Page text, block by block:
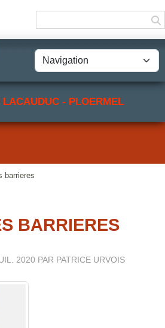
- PLOERMEL
barrieres
BARRIERES
2020 PAR PATRICE URVOIS